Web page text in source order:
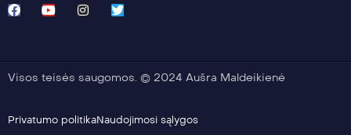
Visos teisės saugomos. © 2024 Aušra Maldeikienė
Privatumo politikaNaudojimosi sąlygos